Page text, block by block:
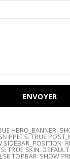
HERO_BANNER:
TRUE
TRUE SKIN:
TOPBAR: SHOW